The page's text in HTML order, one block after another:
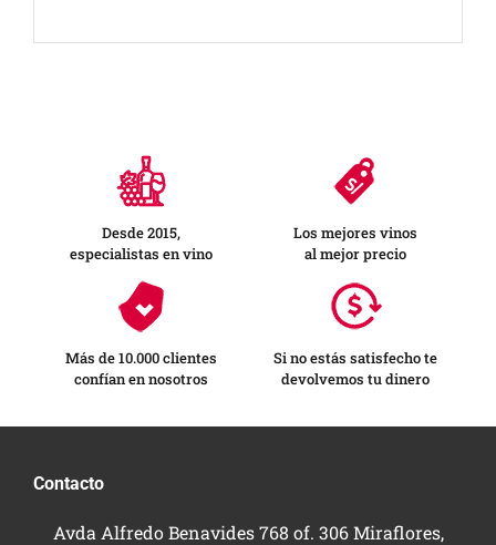
Desde 2015,
especialistas en vino
Los mejores vinos
al mejor precio
Más de 10.000 clientes
confían en nosotros
Si no estás satisfecho te
devolvemos tu dinero
Contacto
Avda Alfredo Benavides 768 of. 306 Miraflores,